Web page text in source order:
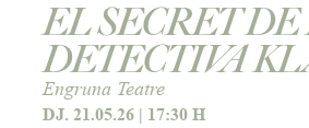
EL SECRET
DETECTIVA
Engruna Teatre
DJ. 21.05.26 | 17:30 H